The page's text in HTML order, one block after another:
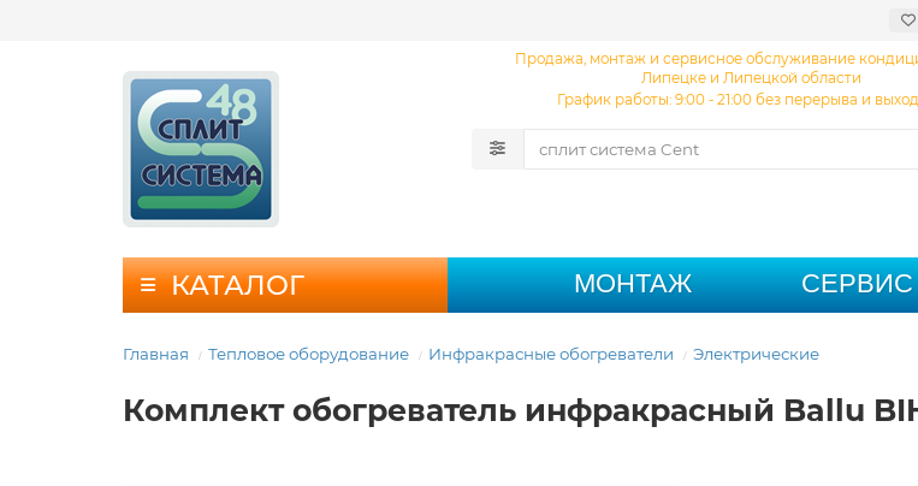
Продажа, монтаж и сервисное обслуживание
Липецке и Липецкой области
График работы: 9:00 - 21:00 без перерыва и
КАТАЛОГ МОНТАЖ СЕРВИС
Главная Тепловое оборудование Инфракрасные обогреватели Электрические
Комплект обогреватель инфракрасный Ballu